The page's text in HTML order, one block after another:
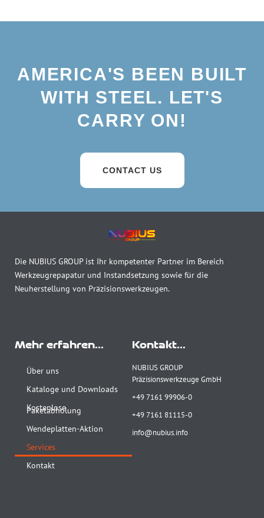
AMERICA'S BEEN BUILT
WITH STEEL. LET'S
CARRY ON!
CONTACT US
Die NUBIUS GROUP ist Ihr kompetenter Partner im Bereich
Werkzeugrepapatur und Instandsetzung sowie für die
Neuherstellung von Präzisionswerkzeugen.
Mehr erfahren...
Über uns
Kataloge und Downloads
Kostenlose
Paketabholung
Wendeplatten-Aktion
Services
Kontakt
Kontakt...
NUBIUS GROUP
Präzisionswerkzeuge GmbH
+49 7161 99906-0
+49 7161 81115-0
info@nubius.info